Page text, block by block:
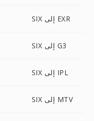
SIX إلى EXR
SIX إلى G3
SIX إلى IPL
SIX إلى MTV